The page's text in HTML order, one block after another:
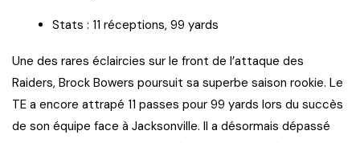
Stats : 11 réceptions, 99 yards
Une des rares éclaircies sur le front de l’attaque des
Raiders, Brock Bowers poursuit sa superbe saison rookie. Le
TE a encore attrapé 11 passes pour 99 yards lors du succès
de son équipe face à Jacksonville. Il a désormais dépassé